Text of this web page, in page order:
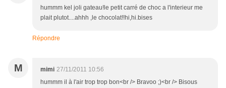
hummm kel joli gateau!le petit carré de choc a l'interieur me
plait plutot....ahhh ,le chocolat!!hi,hi.bises
Répondre
M mimi 27/11/2011 10:56
hummm il à l'air trop trop bon<br /> Bravoo ;)<br /> Bisous